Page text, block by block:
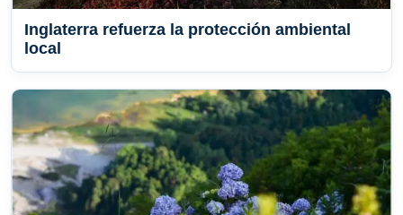
Inglaterra refuerza la protección ambiental
local